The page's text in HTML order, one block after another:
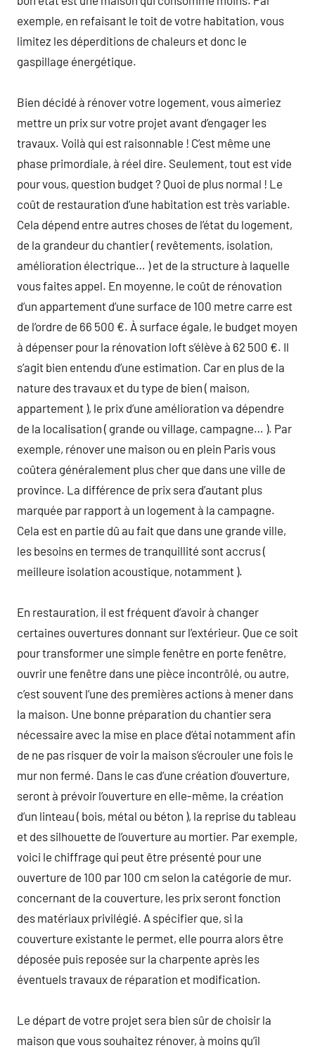
exemple, en refaisant le toit de votre habitation, vous
limitez les déperditions de chaleurs et donc le
gaspillage énergétique.
Bien décidé à rénover votre logement, vous aimeriez
mettre un prix sur votre projet avant d’engager les
travaux. Voilà qui est raisonnable ! C’est même une
phase primordiale, à réel dire. Seulement, tout est vide
pour vous, question budget ? Quoi de plus normal ! Le
coût de restauration d’une habitation est très variable.
Cela dépend entre autres choses de l’état du logement,
de la grandeur du chantier ( revêtements, isolation,
amélioration électrique… ) et de la structure à laquelle
vous faites appel. En moyenne, le coût de rénovation
d’un appartement d’une surface de 100 metre carre est
de l’ordre de 66 500 €. À surface égale, le budget moyen
à dépenser pour la rénovation loft s’élève à 62 500 €. Il
s’agit bien entendu d’une estimation. Car en plus de la
nature des travaux et du type de bien ( maison,
appartement ), le prix d’une amélioration va dépendre
de la localisation ( grande ou village, campagne… ). Par
exemple, rénover une maison ou en plein Paris vous
coûtera généralement plus cher que dans une ville de
province. La différence de prix sera d’autant plus
marquée par rapport à un logement à la campagne.
Cela est en partie dû au fait que dans une grande ville,
les besoins en termes de tranquillité sont accrus (
meilleure isolation acoustique, notamment ).
En restauration, il est fréquent d’avoir à changer
certaines ouvertures donnant sur l’extérieur. Que ce soit
pour transformer une simple fenêtre en porte fenêtre,
ouvrir une fenêtre dans une pièce incontrôlé, ou autre,
c’est souvent l’une des premières actions à mener dans
la maison. Une bonne préparation du chantier sera
nécessaire avec la mise en place d’étai notamment afin
de ne pas risquer de voir la maison s’écrouler une fois le
mur non fermé. Dans le cas d’une création d’ouverture,
seront à prévoir l’ouverture en elle-même, la création
d’un linteau ( bois, métal ou béton ), la reprise du tableau
et des silhouette de l’ouverture au mortier. Par exemple,
voici le chiffrage qui peut être présenté pour une
ouverture de 100 par 100 cm selon la catégorie de mur.
concernant de la couverture, les prix seront fonction
des matériaux privilégié. A spécifier que, si la
couverture existante le permet, elle pourra alors être
déposée puis reposée sur la charpente après les
éventuels travaux de réparation et modification.
Le départ de votre projet sera bien sûr de choisir la
maison que vous souhaitez rénover, à moins qu’il